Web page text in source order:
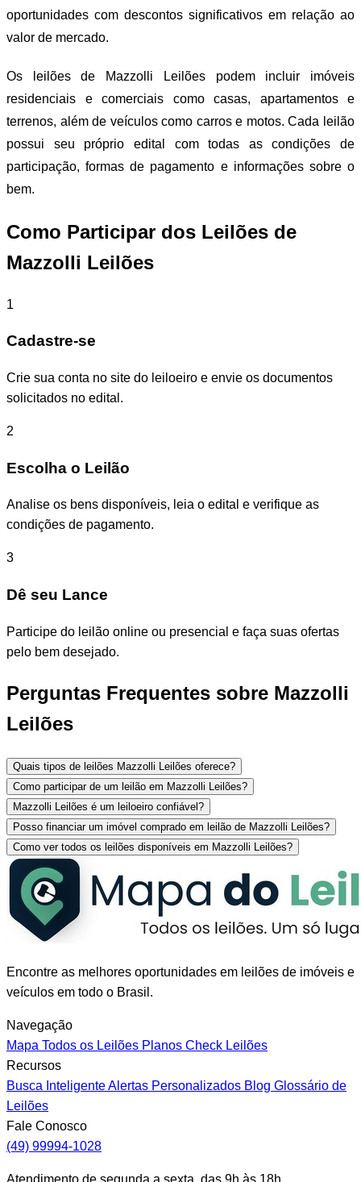
oportunidades com descontos significativos em relação ao
valor de mercado.
Os leilões de Mazzolli Leilões podem incluir imóveis
residenciais e comerciais como casas, apartamentos e
terrenos, além de veículos como carros e motos. Cada leilão
possui seu próprio edital com todas as condições de
participação, formas de pagamento e informações sobre o
bem.
Como Participar dos Leilões de
Mazzolli Leilões
1
Cadastre-se
Crie sua conta no site do leiloeiro e envie os documentos
solicitados no edital.
2
Escolha o Leilão
Analise os bens disponíveis, leia o edital e verifique as
condições de pagamento.
3
Dê seu Lance
Participe do leilão online ou presencial e faça suas ofertas
pelo bem desejado.
Perguntas Frequentes sobre Mazzolli
Leilões
Quais tipos de leilões Mazzolli Leilões oferece?
Como participar de um leilão em Mazzolli Leilões?
Mazzolli Leilões é um leiloeiro confiável?
Posso financiar um imóvel comprado em leilão de Mazzolli Leilões?
Como ver todos os leilões disponíveis em Mazzolli Leilões?
Encontre as melhores oportunidades em leilões de imóveis e
veículos em todo o Brasil.
Navegação
Mapa Todos os Leilões Planos Check Leilões
Recursos
Busca InteligenteAlertas Personalizados Blog Glossário de
Leilões
Fale Conosco
(49) 99994-1028
Atendimento de segunda a sexta, das 9h às 18h